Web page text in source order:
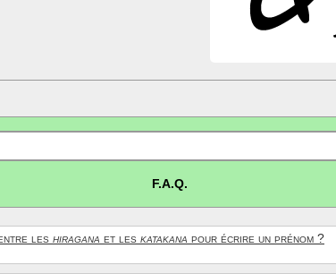
F.A.Q.
les hiragana et les katakana pour écrire un prénom ?